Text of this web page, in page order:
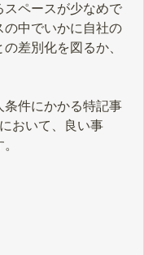
スペースが少なめで
の中でいかに自社の
差別化を図るか、
条件にかかる特記事
おいて、良い事